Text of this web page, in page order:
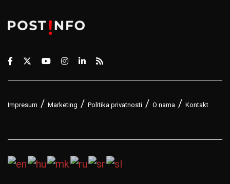
Impresum Marketing Politika privatnosti O nama Kontakt